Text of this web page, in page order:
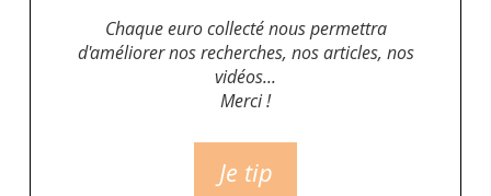
Chaque euro collecté nous permettra
d'améliorer nos recherches, nos articles, nos
vidéos...
Merci !
Je tip